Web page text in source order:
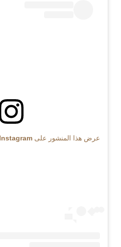
عرض هذا المنشور على Instagram